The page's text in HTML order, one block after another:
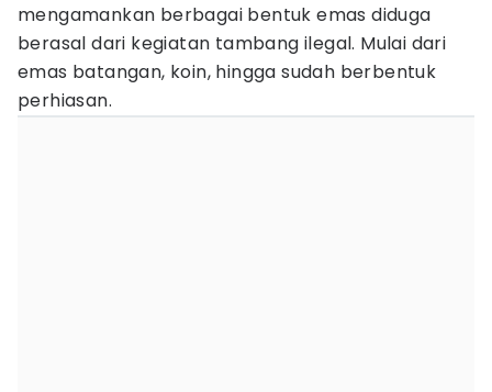
mengamankan berbagai bentuk emas diduga
berasal dari kegiatan tambang ilegal. Mulai dari
emas batangan, koin, hingga sudah berbentuk
perhiasan.